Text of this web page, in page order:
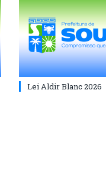
Lei Aldir Blanc 2026